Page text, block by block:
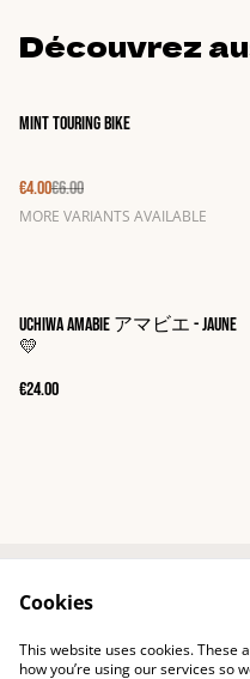
Découvrez
%
Mint touring bike
€4.00€6.00
MORE VARIANTS AVAILABLE
Uchiwa Amabie アマビエ - Jaune
💛
€24.00
Cookies
This website uses cookies.
how you’re using our services so